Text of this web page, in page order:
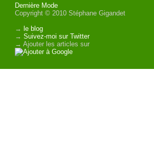
Dernière Mode
Copyright © 2010 Stéphane Gigandet
→le blog
→Suivez-moi sur Twitter
→ Ajouter les articles sur